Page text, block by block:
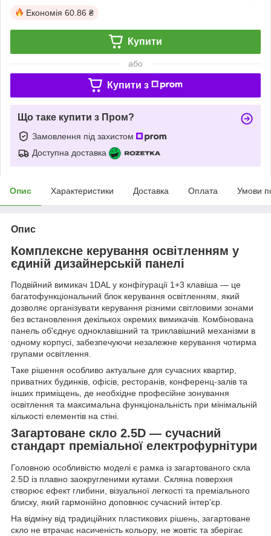
Економія 60.86 ₴
Купити
або
Купити з
Що таке купити з Пром?
Замовлення під захистом
Доступна доставка
Опис Характеристики Доставка Оплата Умови
Опис
Комплексне керування освітленням у
єдиній дизайнерській панелі
Подвійний вимикач 1DAL у конфігурації 1+3 клавіша — це
багатофункціональний блок керування освітленням, який
дозволяє організувати керування різними світловими зонами
без встановлення декількох окремих вимикачів. Комбінована
панель об'єднує одноклавішний та триклавішний механізми в
одному корпусі, забезпечуючи незалежне керування чотирма
групами освітлення.
Таке рішення особливо актуальне для сучасних квартир,
приватних будинків, офісів, ресторанів, конференц-залів та
інших приміщень, де необхідне професійне зонування
освітлення та максимальна функціональність при мінімальній
кількості елементів на стіні.
Загартоване скло 2.5D — сучасний
стандарт преміальної електрофурнітури
Головною особливістю моделі є рамка із загартованого скла
2.5D із плавно заокругленими кутами. Скляна поверхня
створює ефект глибини, візуальної легкості та преміального
блиску, який гармонійно доповнює сучасний інтер'єр.
На відміну від традиційних пластикових рішень, загартоване
скло не втрачає насиченість кольору, не жовтіє та зберігає